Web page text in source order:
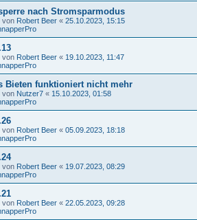
nach Stromsparmodus
von Robert Beer « 25.10.2023, 15:15
von Robert Beer « 19.10.2023, 11:47
Bieten funktioniert nicht mehr
von Nutzer7 « 15.10.2023, 01:58
von Robert Beer « 05.09.2023, 18:18
von Robert Beer « 19.07.2023, 08:29
von Robert Beer « 22.05.2023, 09:28